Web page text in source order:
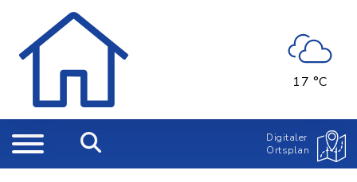
17 °C
Digitaler
Ortsplan